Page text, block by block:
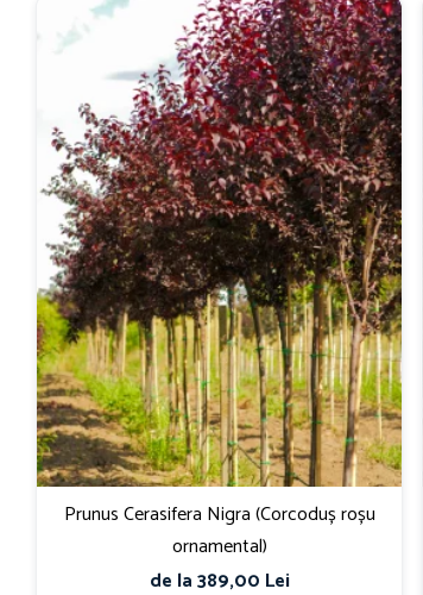
Prunus Cerasifera Nigra (Corcoduș roșu
ornamental)
de la 389,00 Lei